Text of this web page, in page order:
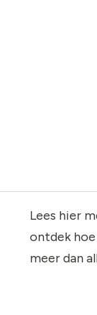
Lees hier
ontdek
meer dan